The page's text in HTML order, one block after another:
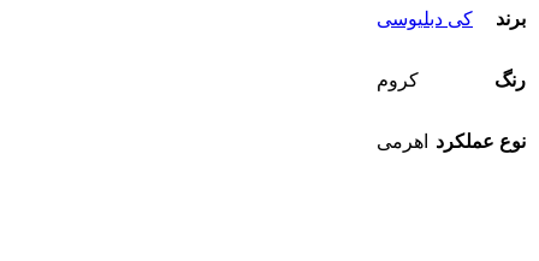
برند کی دبلیوسی
رنگ کروم
نوع عملکرد اهرمی